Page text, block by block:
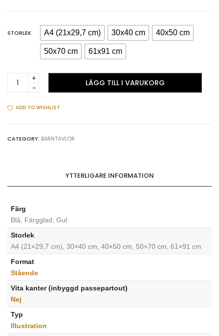
STORLEK A4 (21x29,7 cm) 30x40 cm 40x50 cm
50x70 cm 61x91 cm
Sovande
nallebjörn
månen
till
LÄGG TILL I VARUKORG
ADD TO WISHLIST
CATEGORY: BARNTAVLOR
YTTERLIGARE INFORMATION
Färg
Blå, Färgglad, Gul
Storlek
A4 (21×29,7 cm), 30×40 cm, 40×50 cm, 50×70 cm, 61×91 cm
Format
Stående
Vita kanter (inbyggd passepartout)
Nej
Typ
Illustration